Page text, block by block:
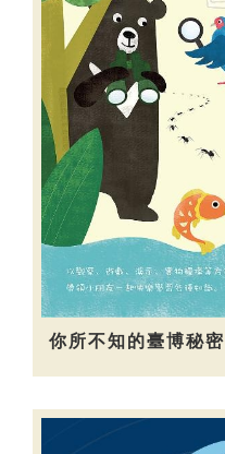
你所不知的臺博秘密